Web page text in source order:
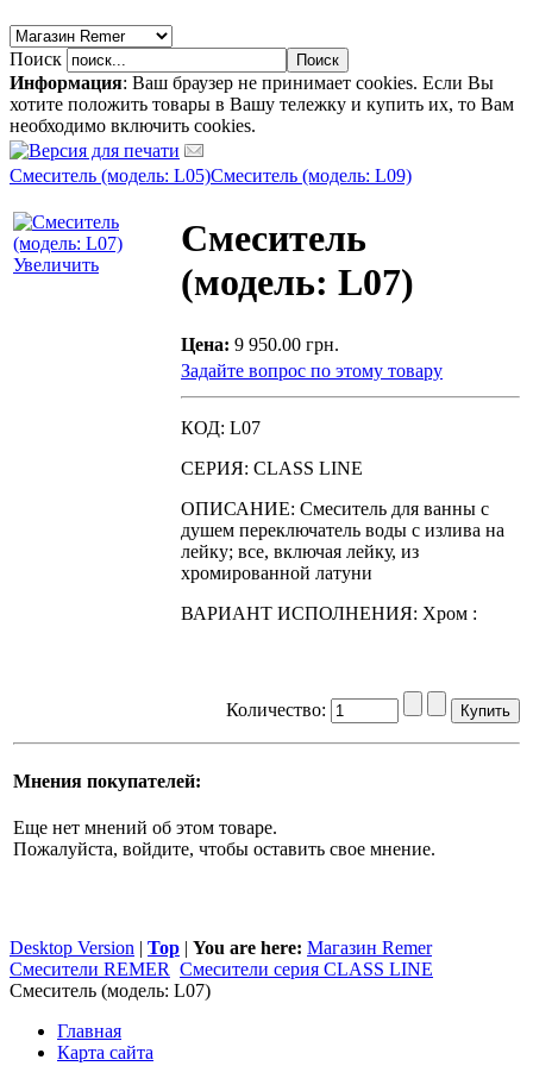
Поиск
Информация: Ваш браузер не принимает cookies. Если Вы
хотите положить товары в Вашу тележку и купить их, то Вам
необходимо включить cookies.
Смеситель (модель: L05)Смеситель (модель: L09)
Увеличить
Смеситель
(модель: L07)
Цена: 9 950.00 грн.
Задайте вопрос по этому товару
КОД: L07
СЕРИЯ: CLASS LINE
ОПИСАНИЕ: Смеситель для ванны с
душем переключатель воды с излива на
лейку; все, включая лейку, из
хромированной латуни
ВАРИАНТ ИСПОЛНЕНИЯ: Xpoм :
Количество:
Мнения покупателей:
Еще нет мнений об этом товаре.
Пожалуйста, войдите, чтобы оставить свое мнение.
Desktop Version | Top | You are here: Магазин Remer
Смесители REMER Смесители серия CLASS LINE
Смеситель (модель: L07)
Главная
Карта сайта